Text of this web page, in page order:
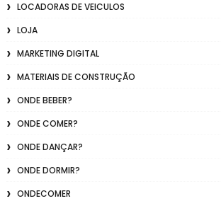
LOCADORAS DE VEICULOS
LOJA
MARKETING DIGITAL
MATERIAIS DE CONSTRUÇÃO
ONDE BEBER?
ONDE COMER?
ONDE DANÇAR?
ONDE DORMIR?
ONDECOMER